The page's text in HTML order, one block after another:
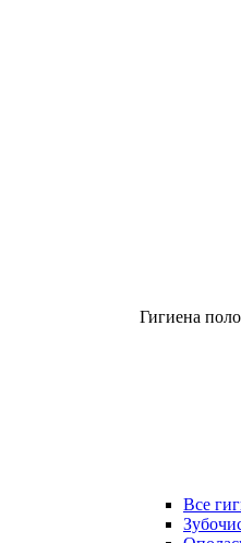
Гигиена
Все